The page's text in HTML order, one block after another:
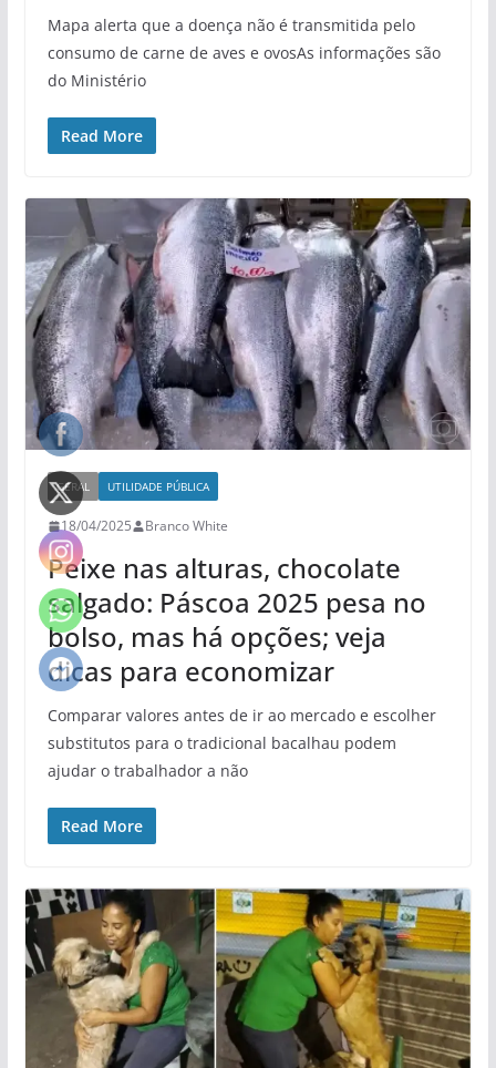
Mapa alerta que a doença não é transmitida pelo
consumo de carne de aves e ovosAs informações são
do Ministério
Read More
GERAL UTILIDADE PÚBLICA
18/04/2025 Branco White
Peixe nas alturas, chocolate
salgado: Páscoa 2025 pesa no
bolso, mas há opções; veja
dicas para economizar
Comparar valores antes de ir ao mercado e escolher
substitutos para o tradicional bacalhau podem
ajudar o trabalhador a não
Read More